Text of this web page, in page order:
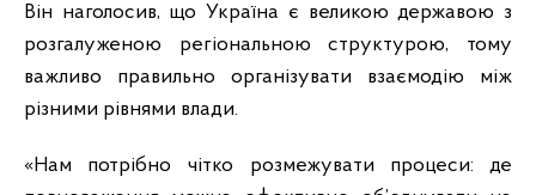
Він наголосив, що Україна є великою державою з
розгалуженою регіональною структурою, тому
важливо правильно організувати взаємодію між
різними рівнями влади.
«Нам потрібно чітко розмежувати процеси: де